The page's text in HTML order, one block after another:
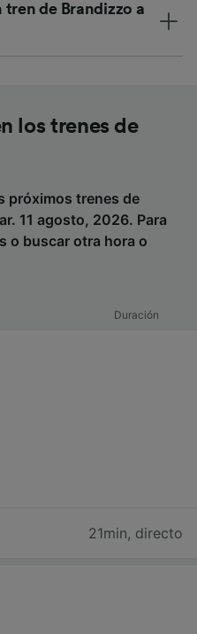
tren de Brandizzo a
los trenes de
próximos trenes de
11 agosto, 2026. Para
o buscar otra hora o
Duración
21min, directo